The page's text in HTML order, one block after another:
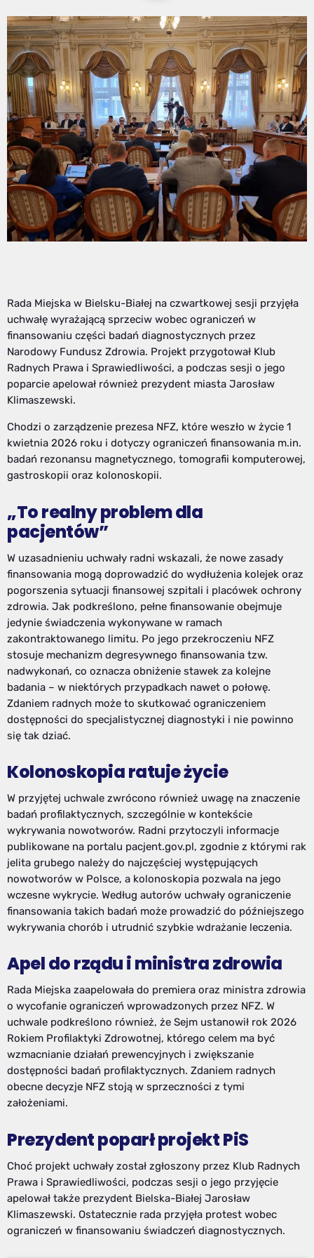
Rada Miejska w Bielsku-Białej na czwartkowej sesji przyjęła
uchwałę wyrażającą sprzeciw wobec ograniczeń w
finansowaniu części badań diagnostycznych przez
Narodowy Fundusz Zdrowia. Projekt przygotował Klub
Radnych Prawa i Sprawiedliwości, a podczas sesji o jego
poparcie apelował również prezydent miasta Jarosław
Klimaszewski.
Chodzi o zarządzenie prezesa NFZ, które weszło w życie 1
kwietnia 2026 roku i dotyczy ograniczeń finansowania m.in.
badań rezonansu magnetycznego, tomografii komputerowej,
gastroskopii oraz kolonoskopii.
„To realny problem dla
pacjentów”
W uzasadnieniu uchwały radni wskazali, że nowe zasady
finansowania mogą doprowadzić do wydłużenia kolejek oraz
pogorszenia sytuacji finansowej szpitali i placówek ochrony
zdrowia. Jak podkreślono, pełne finansowanie obejmuje
jedynie świadczenia wykonywane w ramach
zakontraktowanego limitu. Po jego przekroczeniu NFZ
stosuje mechanizm degresywnego finansowania tzw.
nadwykonań, co oznacza obniżenie stawek za kolejne
badania – w niektórych przypadkach nawet o połowę.
Zdaniem radnych może to skutkować ograniczeniem
dostępności do specjalistycznej diagnostyki i nie powinno
się tak dziać.
Kolonoskopia ratuje życie
W przyjętej uchwale zwrócono również uwagę na znaczenie
badań profilaktycznych, szczególnie w kontekście
wykrywania nowotworów. Radni przytoczyli informacje
publikowane na portalu pacjent.gov.pl, zgodnie z którymi rak
jelita grubego należy do najczęściej występujących
nowotworów w Polsce, a kolonoskopia pozwala na jego
wczesne wykrycie. Według autorów uchwały ograniczenie
finansowania takich badań może prowadzić do późniejszego
wykrywania chorób i utrudnić szybkie wdrażanie leczenia.
Apel do rządu i ministra zdrowia
Rada Miejska zaapelowała do premiera oraz ministra zdrowia
o wycofanie ograniczeń wprowadzonych przez NFZ. W
uchwale podkreślono również, że Sejm ustanowił rok 2026
Rokiem Profilaktyki Zdrowotnej, którego celem ma być
wzmacnianie działań prewencyjnych i zwiększanie
dostępności badań profilaktycznych. Zdaniem radnych
obecne decyzje NFZ stoją w sprzeczności z tymi
założeniami.
Prezydent poparł projekt PiS
Choć projekt uchwały został zgłoszony przez Klub Radnych
Prawa i Sprawiedliwości, podczas sesji o jego przyjęcie
apelował także prezydent Bielska-Białej Jarosław
Klimaszewski. Ostatecznie rada przyjęła protest wobec
ograniczeń w finansowaniu świadczeń diagnostycznych.